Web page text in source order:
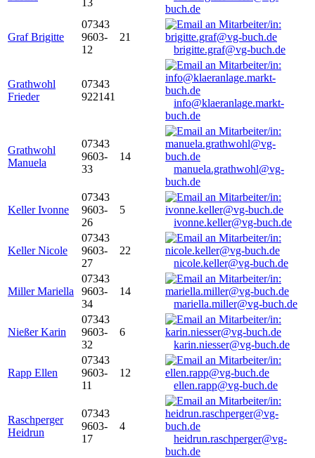
13
buch.de
Graf Brigitte
07343
9603-
12
21
brigitte.graf@vg-buch.de
Grathwohl
Frieder
07343
922141
info@klaeranlage.markt-
buch.de
Grathwohl
Manuela
07343
9603-
33
14
manuela.grathwohl@vg-
buch.de
Keller Ivonne
07343
9603-
26
5
ivonne.keller@vg-buch.de
Keller Nicole
07343
9603-
27
22
nicole.keller@vg-buch.de
Miller Mariella
07343
9603-
34
14
mariella.miller@vg-buch.de
Nießer Karin
07343
9603-
32
6
karin.niesser@vg-buch.de
Rapp Ellen
07343
9603-
11
12
ellen.rapp@vg-buch.de
Raschperger
Heidrun
07343
9603-
17
4
heidrun.raschperger@vg-
buch.de